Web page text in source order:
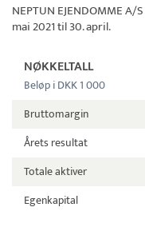
NEPTUN EJENDOMME A/S
mai 2021 til 30. april.
NØKKELTALL
Beløp i DKK 1 000
Bruttomargin
Årets resultat
Totale aktiver
Egenkapital